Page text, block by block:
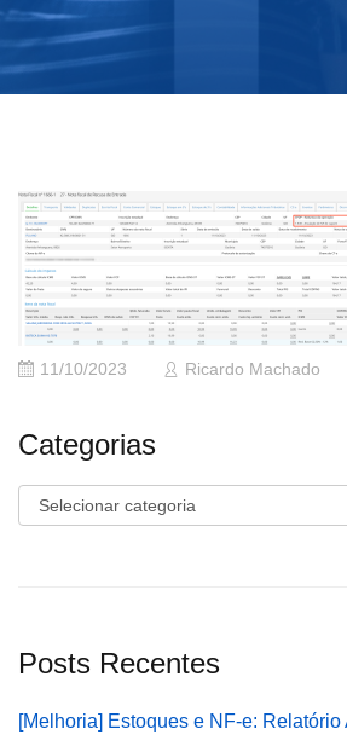
11/10/2023 Ricardo Machado
Categorias
Categorias
Posts Recentes
[Melhoria] Estoques e NF-e: